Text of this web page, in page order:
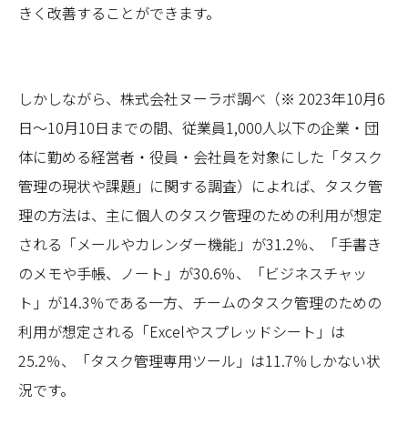
きく改善することができます。
しかしながら、株式会社ヌーラボ調べ（※ 2023年10月6
日～10月10日までの間、従業員1,000人以下の企業・団
体に勤める経営者・役員・会社員を対象にした「タスク
管理の現状や課題」に関する調査）によれば、タスク管
理の方法は、主に個人のタスク管理のための利用が想定
される「メールやカレンダー機能」が31.2％、「手書き
のメモや手帳、ノート」が30.6％、「ビジネスチャッ
ト」が14.3％である一方、チームのタスク管理のための
利用が想定される「Excelやスプレッドシート」は
25.2％、「タスク管理専用ツール」は11.7％しかない状
況です。